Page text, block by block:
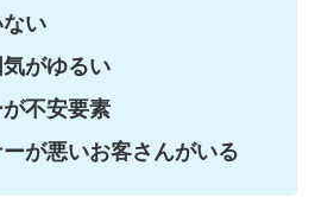
ない
がゆるい
不安要素
が悪いお客さんがいる